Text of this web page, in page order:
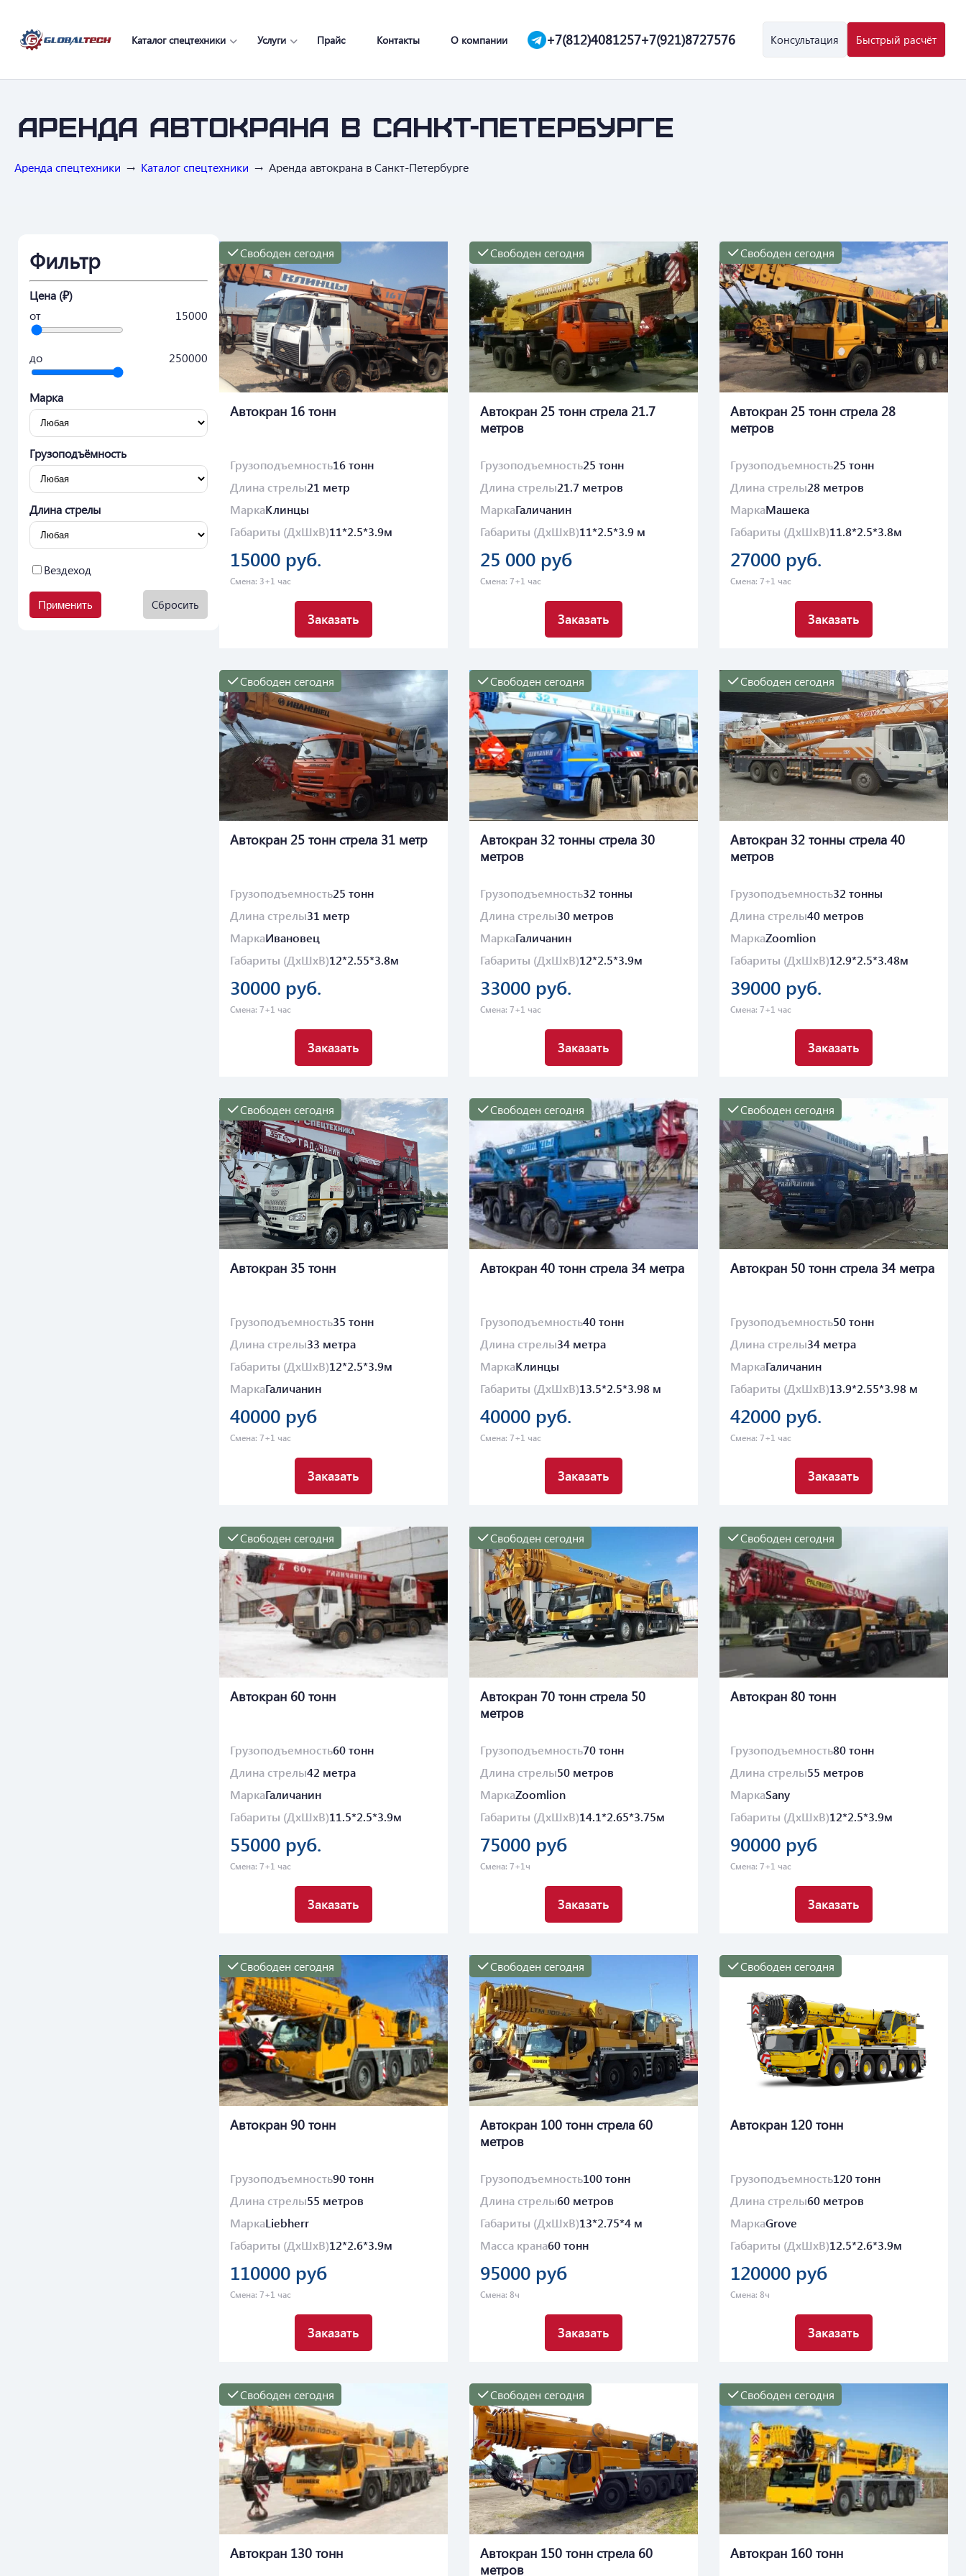
Каталог спецтехники Услуги Прайс Контакты О компании +7(812)4081257+7(921)8727576 Консультация Быстрый расчёт
Аренда автокрана в Санкт-Петербурге
Аренда спецтехники Каталог спецтехники Аренда автокрана в Санкт-Петербурге
Фильтр
Цена (₽)
от
15000
до 250000
Марка
Грузоподъёмность
Длина стрелы
Вездеход
Применить Сбросить
Свободен сегодня
Автокран 16 тонн
Грузоподъемность16 тонн
Длина стрелы21 метр
МаркаКлинцы
Габариты (ДхШхВ)11*2.5*3.9м
15000 руб.
Смена: 3+1 час
Заказать
Свободен сегодня
Автокран 25 тонн стрела 21.7
метров
Грузоподъемность25 тонн
Длина стрелы21.7 метров
МаркаГаличанин
Габариты (ДхШхВ)11*2.5*3.9 м
25 000 руб
Смена: 7+1 час
Заказать
Свободен сегодня
Автокран 25 тонн стрела 28
метров
Грузоподъемность25 тонн
Длина стрелы28 метров
МаркаМашека
Габариты (ДхШхВ)11.8*2.5*3.8м
27000 руб.
Смена: 7+1 час
Заказать
Свободен сегодня
Автокран 25 тонн стрела 31 метр
Грузоподъемность25 тонн
Длина стрелы31 метр
МаркаИвановец
Габариты (ДхШхВ)12*2.55*3.8м
30000 руб.
Смена: 7+1 час
Заказать
Свободен сегодня
Автокран 32 тонны стрела 30
метров
Грузоподъемность32 тонны
Длина стрелы30 метров
МаркаГаличанин
Габариты (ДхШхВ)12*2.5*3.9м
33000 руб.
Смена: 7+1 час
Заказать
Свободен сегодня
Автокран 32 тонны стрела 40
метров
Грузоподъемность32 тонны
Длина стрелы40 метров
МаркаZoomlion
Габариты (ДхШхВ)12.9*2.5*3.48м
39000 руб.
Смена: 7+1 час
Заказать
Свободен сегодня
Автокран 35 тонн
Грузоподъемность35 тонн
Длина стрелы33 метра
Габариты (ДхШхВ)12*2.5*3.9м
МаркаГаличанин
40000 руб
Смена: 7+1 час
Заказать
Свободен сегодня
Автокран 40 тонн стрела 34 метра
Грузоподъемность40 тонн
Длина стрелы34 метра
МаркаКлинцы
Габариты (ДхШхВ)13.5*2.5*3.98 м
40000 руб.
Смена: 7+1 час
Заказать
Свободен сегодня
Автокран 50 тонн стрела 34 метра
Грузоподъемность50 тонн
Длина стрелы34 метра
МаркаГаличанин
Габариты (ДхШхВ)13.9*2.55*3.98 м
42000 руб.
Смена: 7+1 час
Заказать
Свободен сегодня
Автокран 60 тонн
Грузоподъемность60 тонн
Длина стрелы42 метра
МаркаГаличанин
Габариты (ДхШхВ)11.5*2.5*3.9м
55000 руб.
Смена: 7+1 час
Заказать
Свободен сегодня
Автокран 70 тонн стрела 50
метров
Грузоподъемность70 тонн
Длина стрелы50 метров
МаркаZoomlion
Габариты (ДхШхВ)14.1*2.65*3.75м
75000 руб
Смена: 7+1ч
Заказать
Свободен сегодня
Автокран 80 тонн
Грузоподъемность80 тонн
Длина стрелы55 метров
МаркаSany
Габариты (ДхШхВ)12*2.5*3.9м
90000 руб
Смена: 7+1 час
Заказать
Свободен сегодня
Автокран 90 тонн
Грузоподъемность90 тонн
Длина стрелы55 метров
МаркаLiebherr
Габариты (ДхШхВ)12*2.6*3.9м
110000 руб
Смена: 7+1 час
Заказать
Свободен сегодня
Автокран 100 тонн стрела 60
метров
Грузоподъемность100 тонн
Длина стрелы60 метров
Габариты (ДхШхВ)13*2.75*4 м
Масса крана60 тонн
95000 руб
Смена: 8ч
Заказать
Свободен сегодня
Автокран 120 тонн
Грузоподъемность120 тонн
Длина стрелы60 метров
МаркаGrove
Габариты (ДхШхВ)12.5*2.6*3.9м
120000 руб
Смена: 8ч
Заказать
Свободен сегодня
Автокран 130 тонн
Свободен сегодня
Автокран 150 тонн стрела 60
метров
Свободен сегодня
Автокран 160 тонн